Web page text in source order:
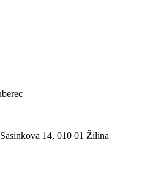
14, 010 01 Žilina